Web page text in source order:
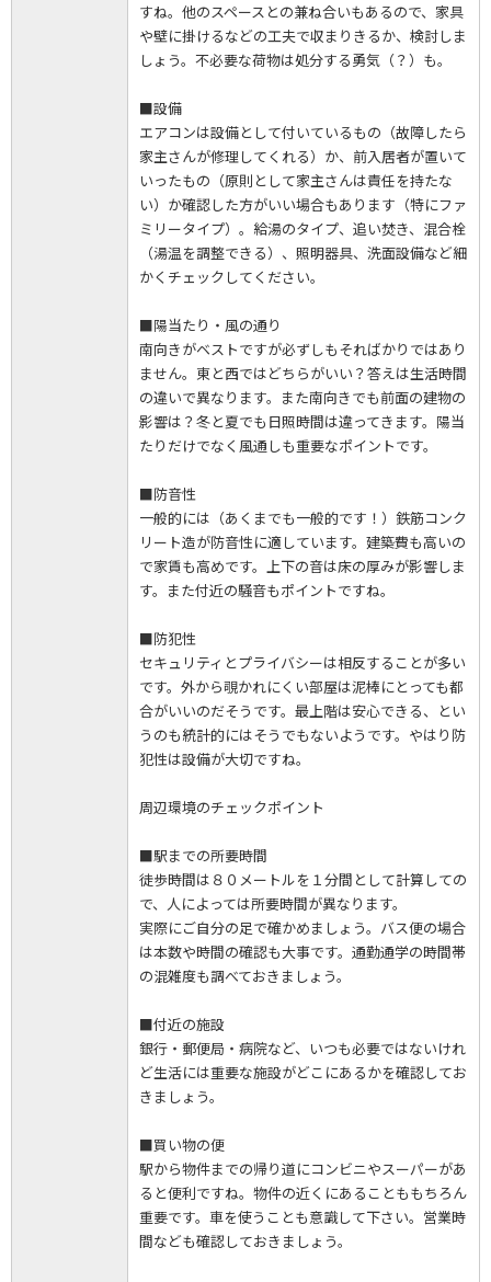
すね。他のスペースとの兼ね合いもあるので、家具
や壁に掛けるなどの工夫で収まりきるか、検討しま
しょう。不必要な荷物は処分する勇気（？）も。
■設備
エアコンは設備として付いているもの（故障したら
家主さんが修理してくれる）か、前入居者が置いて
いったもの（原則として家主さんは責任を持たな
い）か確認した方がいい場合もあります（特にファ
ミリータイプ）。給湯のタイプ、追い焚き、混合栓
（湯温を調整できる）、照明器具、洗面設備など細
かくチェックしてください。
■陽当たり・風の通り
南向きがベストですが必ずしもそればかりではあり
ません。東と西ではどちらがいい？答えは生活時間
の違いで異なります。また南向きでも前面の建物の
影響は？冬と夏でも日照時間は違ってきます。陽当
たりだけでなく風通しも重要なポイントです。
■防音性
一般的には（あくまでも一般的です！）鉄筋コンク
リート造が防音性に適しています。建築費も高いの
で家賃も高めです。上下の音は床の厚みが影響しま
す。また付近の騒音もポイントですね。
■防犯性
セキュリティとプライバシーは相反することが多い
です。外から覗かれにくい部屋は泥棒にとっても都
合がいいのだそうです。最上階は安心できる、とい
うのも統計的にはそうでもないようです。やはり防
犯性は設備が大切ですね。
周辺環境のチェックポイント
■駅までの所要時間
徒歩時間は８０メートルを１分間として計算しての
で、人によっては所要時間が異なります。
実際にご自分の足で確かめましょう。バス便の場合
は本数や時間の確認も大事です。通勤通学の時間帯
の混雑度も調べておきましょう。
■付近の施設
銀行・郵便局・病院など、いつも必要ではないけれ
ど生活には重要な施設がどこにあるかを確認してお
きましょう。
■買い物の便
駅から物件までの帰り道にコンビニやスーパーがあ
ると便利ですね。物件の近くにあることももちろん
重要です。車を使うことも意識して下さい。営業時
間なども確認しておきましょう。